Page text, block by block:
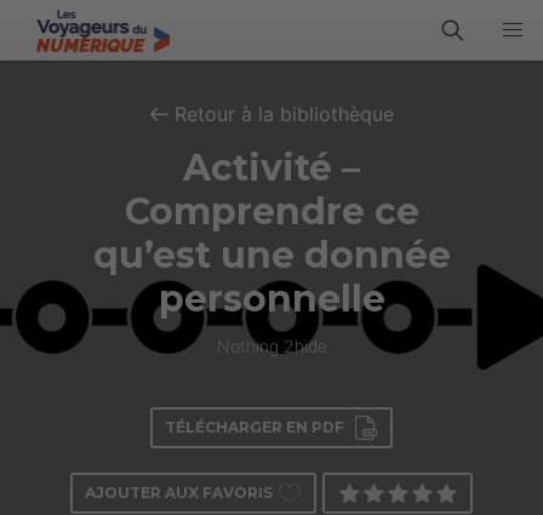
Retour à la bibliothèque
Activité –
Comprendre ce
qu’est une donnée
personnelle
Nothing 2hide
TÉLÉCHARGER EN PDF
AJOUTER AUX FAVORIS